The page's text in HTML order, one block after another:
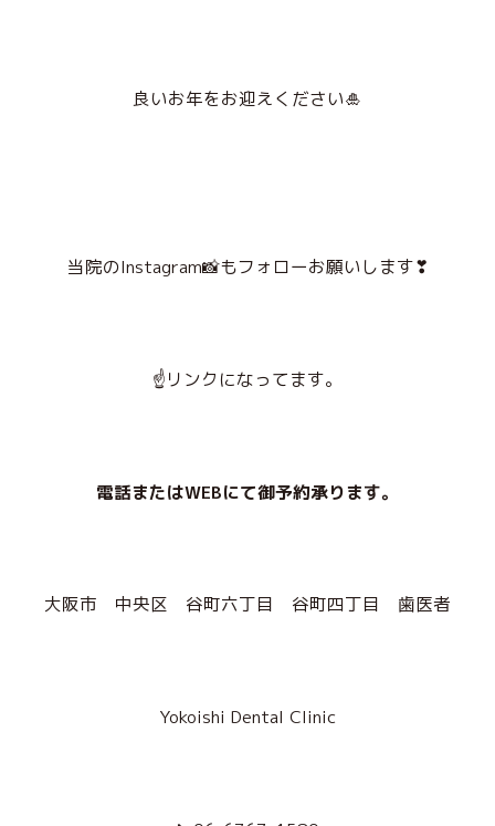
良いお年をお迎えください🎍
当院のInstagram📸もフォローお願いします❣
☝リンクになってます。
電話またはWEBにて御予約承ります。
大阪市 中央区 谷町六丁目 谷町四丁目 歯医者
Yokoishi Dental Clinic